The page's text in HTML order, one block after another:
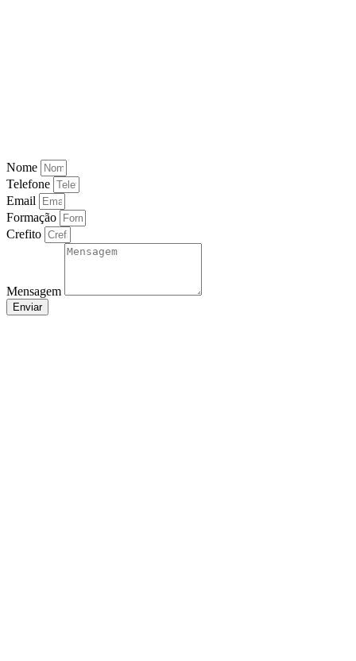
Nome
Telefone
Email
Formação
Crefito
Mensagem
Enviar